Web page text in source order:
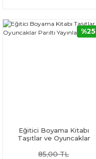
Eğitici Boyama Kitabı
Taşıtlar ve Oyuncaklar
85,00 TL
%25